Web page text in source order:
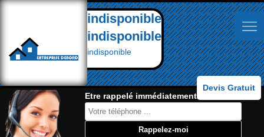
indisponible
indisponible
indisponible
Devis Gratuit
Etre rappelé immédiatement: